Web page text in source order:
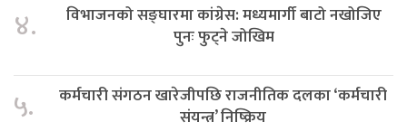
४.
विभाजनको सङ्घारमा कांग्रेस: मध्यमार्गी बाटो नखोजिए
पुनः फुट्ने जोखिम
५.
कर्मचारी संगठन खारेजीपछि राजनीतिक दलका ‘कर्मचारी
संयन्त्र’ निष्क्रिय